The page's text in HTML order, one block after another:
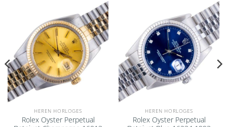
Add to
wishlist
HEREN HORLOGES
Rolex Oyster Perpetual
Add to
wishlist
HEREN HORLOGES
Rolex Oyster Perpetual